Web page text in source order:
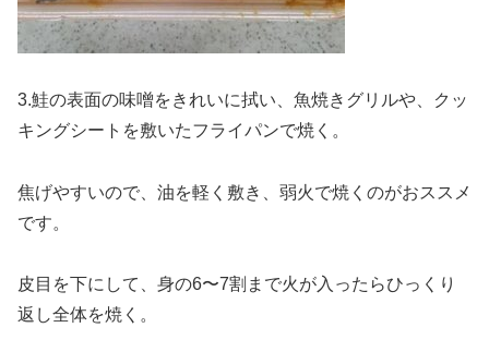
3.鮭の表面の味噌をきれいに拭い、魚焼きグリルや、クッ
キングシートを敷いたフライパンで焼く。
焦げやすいので、油を軽く敷き、弱火で焼くのがおススメ
です。
皮目を下にして、身の6〜7割まで火が入ったらひっくり
返し全体を焼く。